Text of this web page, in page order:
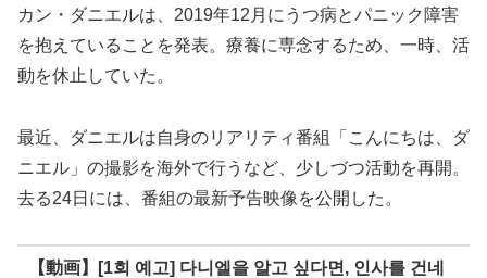
カン・ダニエルは、2019年12月にうつ病とパニック障害
を抱えていることを発表。療養に専念するため、一時、活
動を休止していた。
最近、ダニエルは自身のリアリティ番組「こんにちは、ダ
ニエル」の撮影を海外で行うなど、少しづつ活動を再開。
去る24日には、番組の最新予告映像を公開した。
【動画】[1회 예고] 다니엘을 알고 싶다면, 인사를 건네